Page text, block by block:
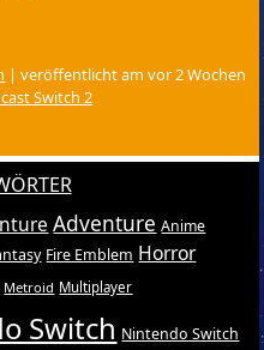
|veröffentlicht am vor 2 Wochen
Switch 2
Adventure Anime
Fire Emblem Horror
Metroid Multiplayer
Switch Nintendo Switch